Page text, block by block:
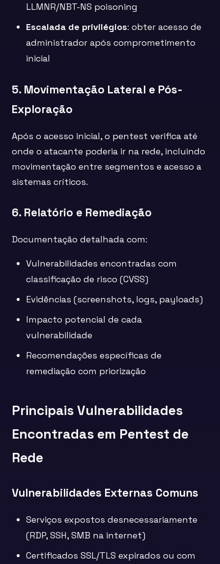
LLMNR/NBT-NS poisoning
Escalada de privilégios: obter acesso de
administrador após comprometimento
inicial
5. Movimentação Lateral e Pós-
Exploração
Após o acesso inicial, o pentest verifica até
onde o atacante poderia ir na rede, incluindo
movimentação entre segmentos e acesso a
sistemas críticos.
6. Relatório e Remediação
Documentação detalhada com:
Vulnerabilidades encontradas com
classificação de risco (CVSS)
Evidências (screenshots, logs, payloads)
Impacto potencial de cada
vulnerabilidade
Recomendações específicas de
remediação com priorização
Principais Vulnerabilidades
Encontradas em Pentest de
Rede
Vulnerabilidades Externas Comuns
Serviços expostos desnecessariamente
(RDP, SSH, SMB na internet)
Certificados SSL/TLS expirados ou com